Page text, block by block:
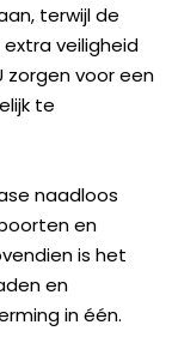
terwijl de
veiligheid
zorgen voor een
te
naadloos
en
is het
en
in één.